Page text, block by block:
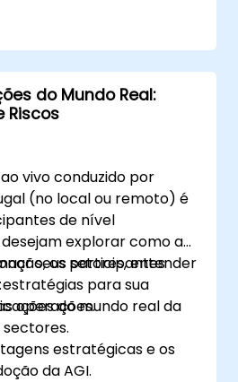
AGI para desempenho
éticas e de
da AGI.
em equipas
de desenvolvimento de
do Mundo Real:
Riscos
vivo conduzido por
(no local ou remoto) é
de nível
explorar como a
seus setores, entender
para sua
operações.
os participantes
do mundo real da
sectores.
estratégicas e os
da AGI.